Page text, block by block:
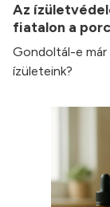
Az
fiatalon a
Gondoltál-e már
ízületeink?